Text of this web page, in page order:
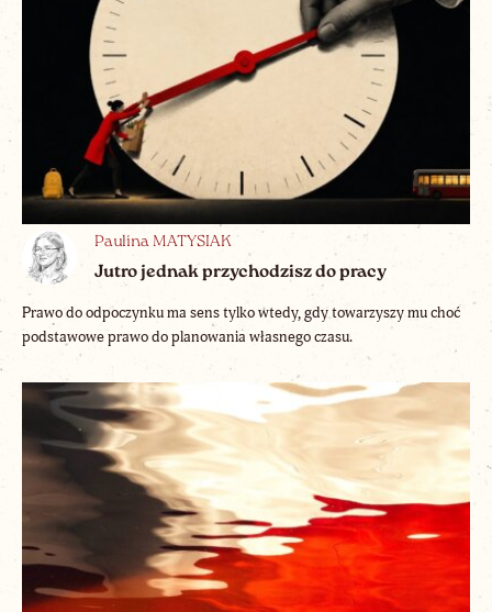
Paulina MATYSIAK
Jutro jednak przychodzisz do pracy
Prawo do odpoczynku ma sens tylko wtedy, gdy towarzyszy mu choć
podstawowe prawo do planowania własnego czasu.